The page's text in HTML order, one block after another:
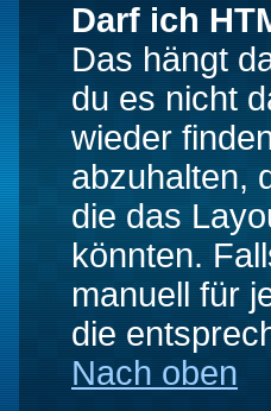
Darf ich
Das hängt
du es nicht
wieder
abzuhalten,
die das
könnten.
manuell für
die
Nach oben